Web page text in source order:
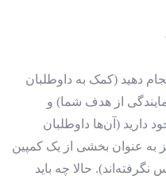
دهید (کمک به داوطلبان
از هدف شما) و
دارید (آن‌ها داوطلبان
به عنوان بخشی از یک کمپین
حالا چه باید